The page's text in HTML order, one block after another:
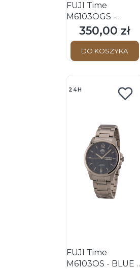
FUJI Time
M6103QGS -
BLACK - Męski -
Zegarek
kwarcowy na
bransolecie
Cena
350,00 zł
DO KOSZYKA
24H
FUJI Time
M6103QS - BLUE -